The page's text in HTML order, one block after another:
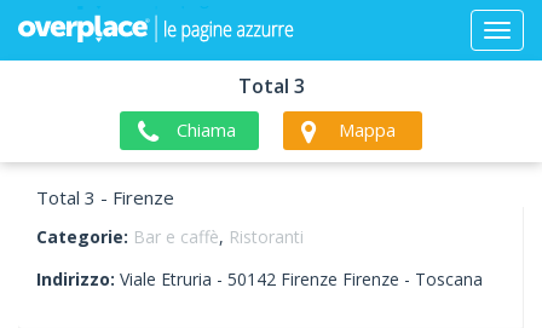
Total 3
Chiama Mappa
Total 3 - Firenze
Categorie: Bar e caffè, Ristoranti
Indirizzo: Viale Etruria - 50142 Firenze Firenze - Toscana